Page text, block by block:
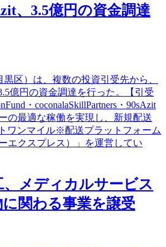
、3.5億円の資金調達
区）は、複数の投資引受先から、
億円の資金調達を行った。【引受
・coconalaSkillPartners・90sAzit
の最適な稼働を実現し、新規配送
ワンマイル※配送プラットフォーム
ーエクスプレス）」を運営してい
、メディカルサービス
関わる事業を譲受